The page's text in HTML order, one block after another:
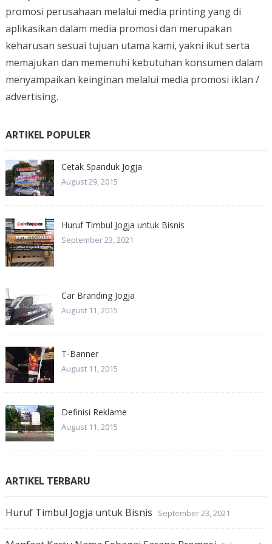
promosi perusahaan melalui media printing yang di
aplikasikan dalam media promosi dan merupakan
keharusan sesuai tujuan utama kami, yakni ikut serta
memajukan dan memenuhi kebutuhan konsumen dalam
menyampaikan keinginan melalui media promosi iklan /
advertising.
ARTIKEL POPULER
Cetak Spanduk Jogja
August 29, 2015
Huruf Timbul Jogja untuk Bisnis
September 23, 2021
Car Branding Jogja
August 11, 2015
T-Banner
August 11, 2015
Definisi Reklame
August 11, 2015
ARTIKEL TERBARU
Huruf Timbul Jogja untuk Bisnis September 23, 2021